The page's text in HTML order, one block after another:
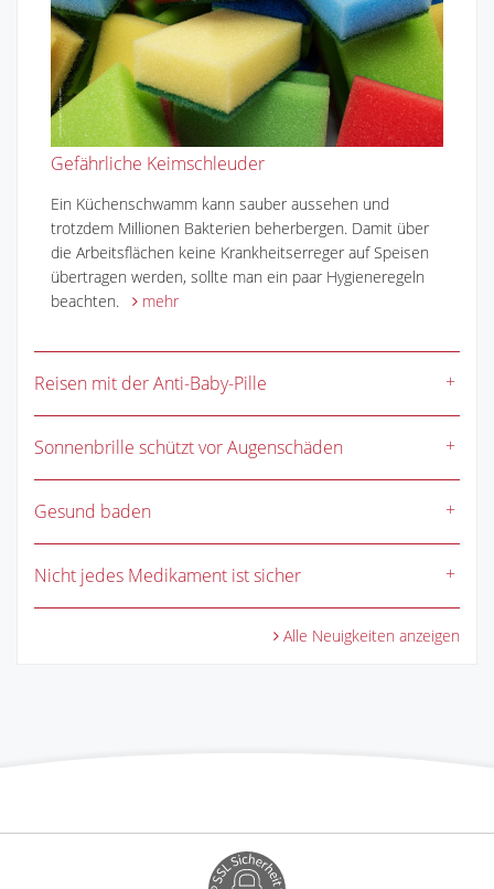
Gefährliche Keimschleuder
Ein Küchenschwamm kann sauber aussehen und
trotzdem Millionen Bakterien beherbergen. Damit über
die Arbeitsflächen keine Krankheitserreger auf Speisen
übertragen werden, sollte man ein paar Hygieneregeln
beachten.
mehr
Reisen mit der Anti-Baby-Pille
Sonnenbrille schützt vor Augenschäden
Gesund baden
Nicht jedes Medikament ist sicher
Alle Neuigkeiten anzeigen